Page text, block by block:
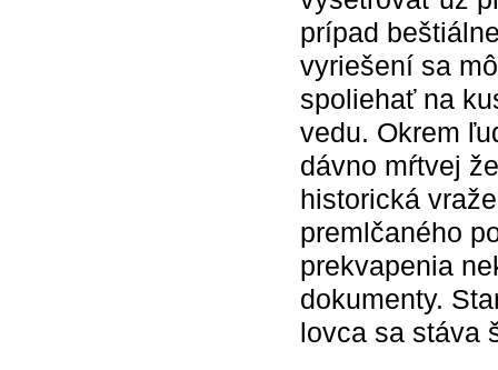
prípad
vyriešení sa
spoliehať na
vedu. Okrem
dávno mŕtvej
historická
premlčaného
prekvapenia
dokumenty.
lovca sa stáva